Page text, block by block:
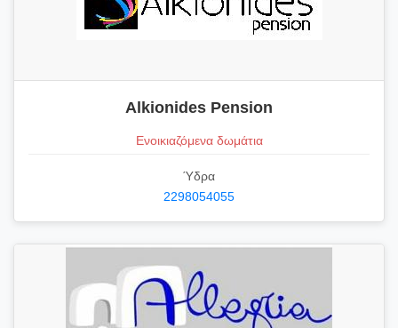
Alkionides Pension
Ενοικιαζόμενα δωμάτια
Ύδρα
2298054055